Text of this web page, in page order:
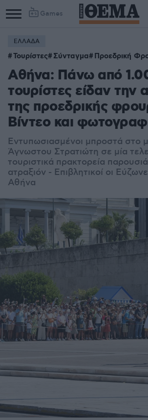
Games
Column
1
Column
2
ΕΛΛΑΔΑ
Τουρίστες Σύνταγμα Προεδρική
Αθήνα: Πάνω από
τουρίστες είδαν την
της προεδρικής
Βίντεο και
Εντυπωσιασμένοι μπροστά στο
Άγνωστου Στρατιώτη σε μία
τουριστικά πρακτορεία
ατραξιόν - Επιβλητικοί οι
Αθήνα